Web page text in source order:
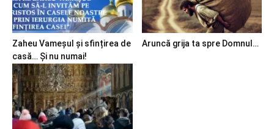
Zaheu Vameșul și sfințirea de
casă… Și nu numai!
Aruncă grija ta spre Domnul…